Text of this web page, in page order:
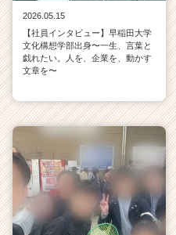
2026.05.15
【社員インタビュー】早稲田大学
文化構想学部出身〜一生、言葉と
戯れたい。人を、企業を、動かす
文章を〜